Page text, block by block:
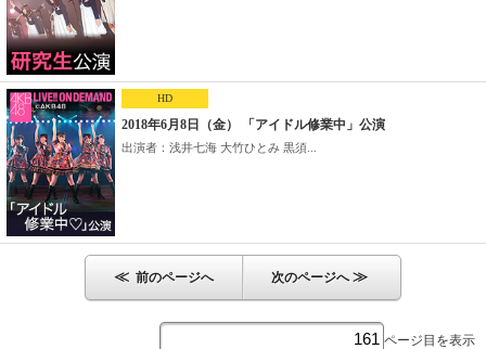
HD
2018年6月8日（金） 「アイドル修業中」公演
出演者：浅井七海 大竹ひとみ 黒須...
≪ 前のページへ 次のページへ≫
ページ目を表示